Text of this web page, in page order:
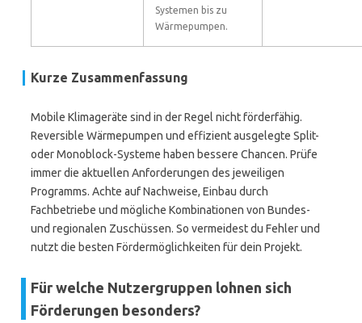
Systemen bis zu
Wärmepumpen.
Kurze Zusammenfassung
Mobile Klimageräte sind in der Regel nicht förderfähig.
Reversible Wärmepumpen und effizient ausgelegte Split-
oder Monoblock-Systeme haben bessere Chancen. Prüfe
immer die aktuellen Anforderungen des jeweiligen
Programms. Achte auf Nachweise, Einbau durch
Fachbetriebe und mögliche Kombinationen von Bundes-
und regionalen Zuschüssen. So vermeidest du Fehler und
nutzt die besten Fördermöglichkeiten für dein Projekt.
Für welche Nutzergruppen lohnen sich
Förderungen besonders?